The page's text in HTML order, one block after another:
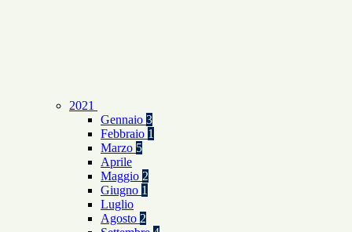
2021
Gennaio 3
Febbraio 1
Marzo 5
Aprile
Maggio 2
Giugno 1
Luglio
Agosto 2